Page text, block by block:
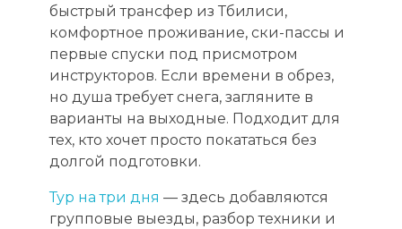
быстрый трансфер из Тбилиси,
комфортное проживание, ски-пассы и
первые спуски под присмотром
инструкторов. Если времени в обрез,
но душа требует снега, загляните в
варианты на выходные. Подходит для
тех, кто хочет просто покататься без
долгой подготовки.
Тур на три дня — здесь добавляются
групповые выезды, разбор техники и